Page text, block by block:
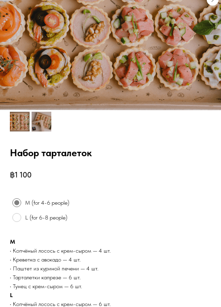
Набор тарталеток
฿1 100
M (for 4-6 people)
L (for 6-8 people)
M
• Копчёный лосось с крем-сыром — 4 шт.
• Креветка с авокадо — 4 шт.
• Паштет из куриной печени — 4 шт.
• Тарталетки капрезе — 6 шт.
• Тунец с крем-сыром — 6 шт.
L
• Копчёный лосось с крем-сыром — 6 шт.